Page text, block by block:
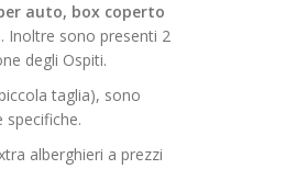
auto, box coperto
. Inoltre sono presenti 2
degli Ospiti.
taglia), sono
specifiche.
alberghieri a prezzi